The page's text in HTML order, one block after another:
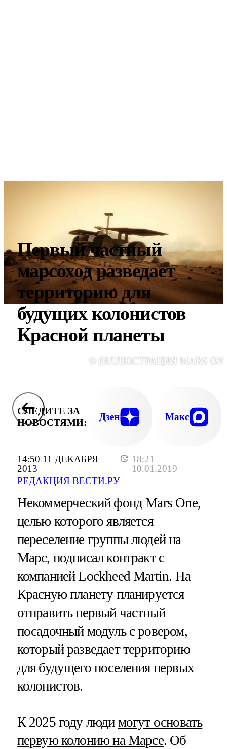
14:50 11 ДЕКАБРЯ
2013
18:21
10.01.2019
РЕДАКЦИЯ ВЕСТИ.РУ
Первый частный
марсоход разведает
территорию для
будущих колонистов
Красной планеты
© (ИЛЛЮСТРАЦИЯ MARS
СЛЕДИТЕ ЗА
НОВОСТЯМИ:
Дзен Макс
Некоммерческий фонд Mars One,
целью которого является
переселение группы людей на
Марс, подписал контракт с
компанией Lockheed Martin. На
Красную планету планируется
отправить первый частный
посадочный модуль с ровером,
который разведает территорию
для будущего поселения первых
колонистов.
К 2025 году люди могут основать
первую колонию на Марсе. Об